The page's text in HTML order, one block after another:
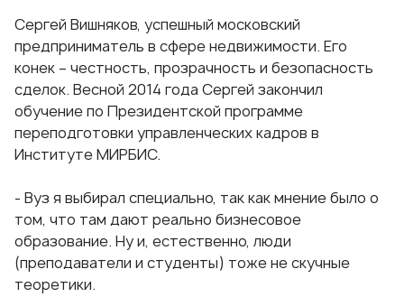
Сергей Вишняков, успешный московский
предприниматель в сфере недвижимости. Его
конек – честность, прозрачность и безопасность
сделок. Весной 2014 года Сергей закончил
обучение по Президентской программе
переподготовки управленческих кадров в
Институте МИРБИС.
- Вуз я выбирал специально, так как мнение было о
том, что там дают реально бизнесовое
образование. Ну и, естественно, люди
(преподаватели и студенты) тоже не скучные
теоретики.